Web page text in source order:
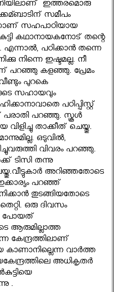
ഇത്തരമൊരു
സമീപം
സഹപാഠിയായ
കഥാനായകനോട് തന്റെ
എന്നാല്‍, പഠിക്കാന്‍ തന്നെ
നിന്നെ ഇഷ്ടമല്ല. നീ
പറഞ്ഞു കളഞ്ഞു. പ്രേമം
പുറകെ
സഹായവും
പഠിപ്പിസ്റ്റ്
പരാതി പറഞ്ഞു. സ്കൂള്‍
താക്കീത് ചെയ്തു.
ഒടുവില്‍,
വിവരം പറഞ്ഞു.
ടിസി തന്നു
അറിഞ്ഞതോടെ
പറഞ്ഞ്
തുടങ്ങിയതോടെ
ഒരു ദിവസം
പോയത്
ആരുമില്ലാത്ത
കേന്ദ്രത്തിലാണ്
കാണാനില്ലെന്ന വാര്‍ത്ത
അധികൃതര്‍
.